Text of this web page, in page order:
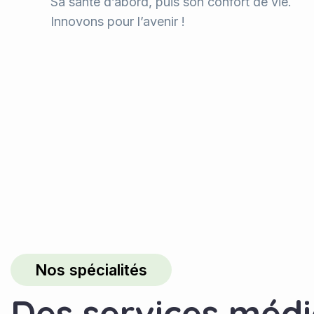
Innovons pour l’avenir !
Nos spécialités